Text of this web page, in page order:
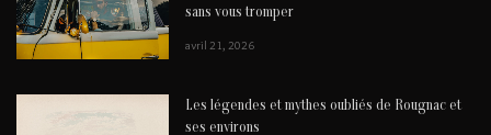
sans vous tromper
avril 21, 2026
Les légendes et mythes oubliés de Rougnac et
ses environs